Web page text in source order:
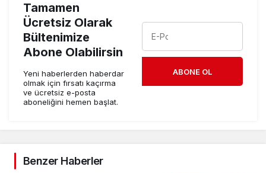
Tamamen
Ücretsiz Olarak
Bültenimize
Abone Olabilirsin
Yeni haberlerden haberdar
olmak için fırsatı kaçırma
ve ücretsiz e-posta
aboneliğini hemen başlat.
ABONE OL
Benzer Haberler